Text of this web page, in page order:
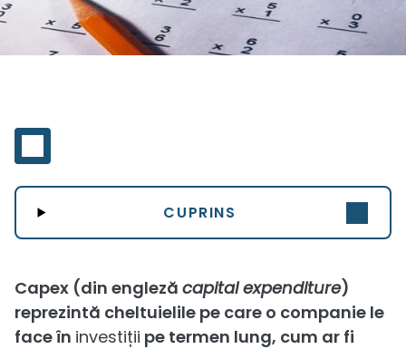
CUPRINS
Capex (din engleză capital expenditure)
reprezintă cheltuielile pe care o companie le
face în investiții pe termen lung, cum ar fi